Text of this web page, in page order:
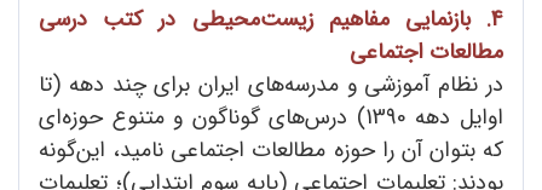
4. بازنمایی‌ مفاهیم‌ زیست‌محیطی در کتب درسی
مطالعات اجتماعی
در نظام آموزشی و مدرسه‌های ایران برای چند دهه (تا
اوایل دهه 1390) درس‌های گوناگون و متنوع حوزه‌ای
که بتوان آن را حوزه مطالعات اجتماعی نامید، این‌گونه
بودند: تعلیمات اجتماعی (پایه سوم ابتدایی)؛ تعلیمات